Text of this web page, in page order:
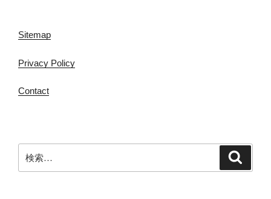
Sitemap
Privacy Policy
Contact
索: